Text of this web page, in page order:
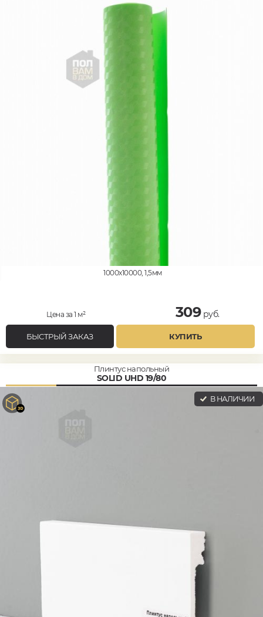
1000x10000, 1,5мм
Цена за 1 м² 309руб.
БЫСТРЫЙ ЗАКАЗ КУПИТЬ
Плинтус напольный
SOLID UHD 19/80
В НАЛИЧИИ